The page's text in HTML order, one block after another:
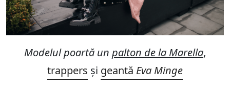
Modelul poartă un palton de la Marella,
trappers și geantă Eva Minge